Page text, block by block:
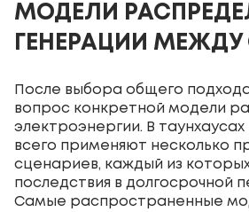
МОДЕЛИ
ГЕНЕРАЦИИ
После выбора общего
вопрос конкретной модели
электроэнергии. В
всего применяют несколько
сценариев, каждый из
последствия в долгосрочной
Самые распространенные